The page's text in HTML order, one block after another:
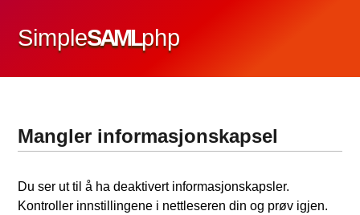
SimpleSAMLphp
Mangler informasjonskapsel
Du ser ut til å ha deaktivert informasjonskapsler.
Kontroller innstillingene i nettleseren din og prøv igjen.